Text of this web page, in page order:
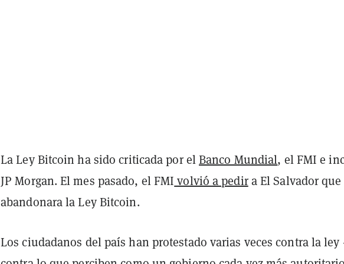
La Ley Bitcoin ha sido criticada por elBanco Mundial, el FMI e
JP Morgan. El mes pasado, el FMI volvió a pedira El Salvador que
abandonara la Ley Bitcoin.
Los ciudadanos del país han protestado varias veces contra la ley